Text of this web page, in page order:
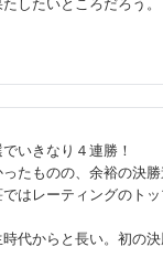
いきなり４連勝！
ったものの、余裕の決
はレーティングのト
代からと長い。初の